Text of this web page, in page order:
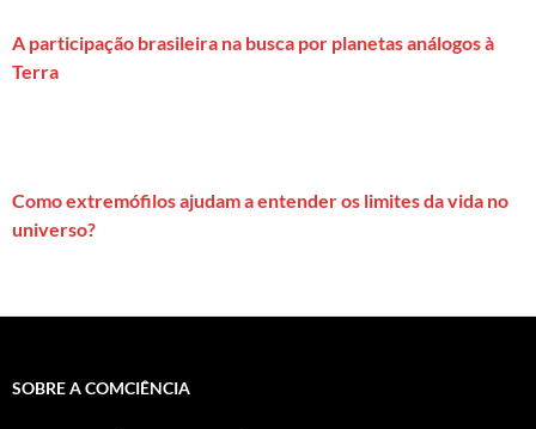
A participação brasileira na busca por planetas análogos à
Terra
Como extremófilos ajudam a entender os limites da vida no
universo?
SOBRE A COMCIÊNCIA